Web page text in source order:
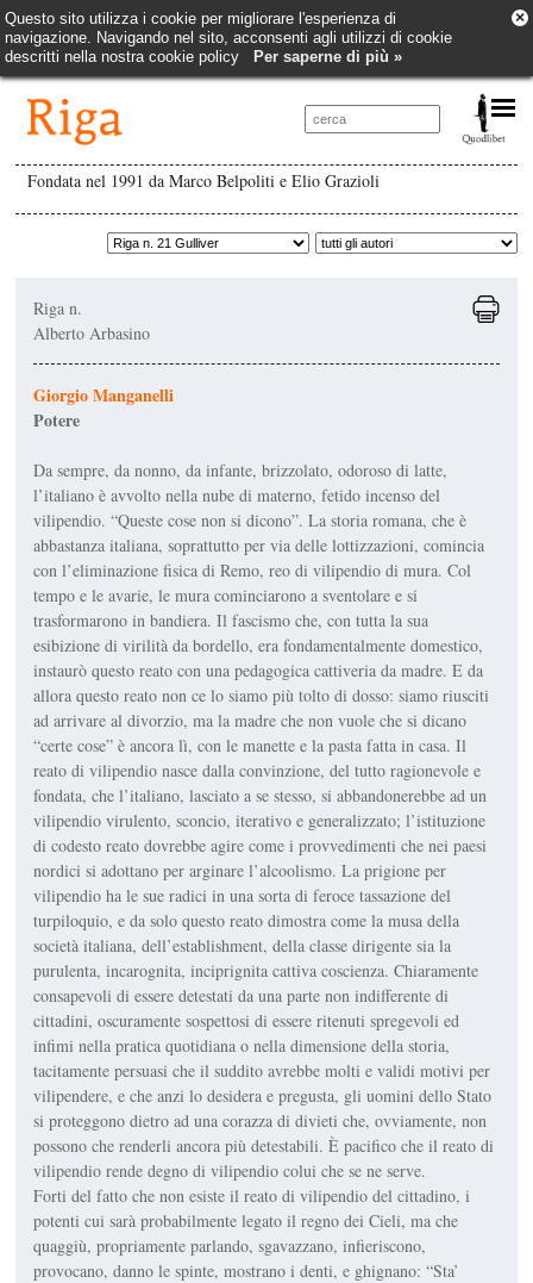
Questo sito utilizza i cookie per migliorare l'esperienza di
navigazione. Navigando nel sito, acconsenti agli utilizzi di cookie
descritti nella nostra cookie policy
Per saperne di più »
×
Fondata nel 1991 da Marco Belpoliti e Elio Grazioli
Riga n.
Alberto Arbasino
Giorgio Manganelli
Potere
Da sempre, da nonno, da infante, brizzolato, odoroso di latte,
l’italiano è avvolto nella nube di materno, fetido incenso del
vilipendio. “Queste cose non si dicono”. La storia romana, che è
abbastanza italiana, soprattutto per via delle lottizzazioni, comincia
con l’eliminazione fisica di Remo, reo di vilipendio di mura. Col
tempo e le avarie, le mura cominciarono a sventolare e si
trasformarono in bandiera. Il fascismo che, con tutta la sua
esibizione di virilità da bordello, era fondamentalmente domestico,
instaurò questo reato con una pedagogica cattiveria da madre. E da
allora questo reato non ce lo siamo più tolto di dosso: siamo riusciti
ad arrivare al divorzio, ma la madre che non vuole che si dicano
“certe cose” è ancora lì, con le manette e la pasta fatta in casa. Il
reato di vilipendio nasce dalla convinzione, del tutto ragionevole e
fondata, che l’italiano, lasciato a se stesso, si abbandonerebbe ad un
vilipendio virulento, sconcio, iterativo e generalizzato; l’istituzione
di codesto reato dovrebbe agire come i provvedimenti che nei paesi
nordici si adottano per arginare l’alcoolismo. La prigione per
vilipendio ha le sue radici in una sorta di feroce tassazione del
turpiloquio, e da solo questo reato dimostra come la musa della
società italiana, dell’establishment, della classe dirigente sia la
purulenta, incarognita, inciprignita cattiva coscienza. Chiaramente
consapevoli di essere detestati da una parte non indifferente di
cittadini, oscuramente sospettosi di essere ritenuti spregevoli ed
infimi nella pratica quotidiana o nella dimensione della storia,
tacitamente persuasi che il suddito avrebbe molti e validi motivi per
vilipendere, e che anzi lo desidera e pregusta, gli uomini dello Stato
si proteggono dietro ad una corazza di divieti che, ovviamente, non
possono che renderli ancora più detestabili. È pacifico che il reato di
vilipendio rende degno di vilipendio colui che se ne serve.
Forti del fatto che non esiste il reato di vilipendio del cittadino, i
potenti cui sarà probabilmente legato il regno dei Cieli, ma che
quaggiù, propriamente parlando, sgavazzano, infieriscono,
provocano, danno le spinte, mostrano i denti, e ghignano: “Sta’